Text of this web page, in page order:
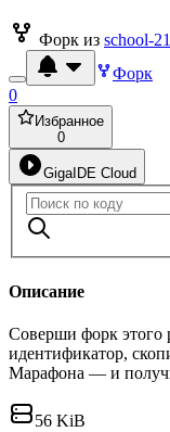
Форк из school-
Форк
0
Избранное
0
GigaIDE Cloud
Описание
Соверши форк этого
идентификатор,
Марафона — и
56 KiB